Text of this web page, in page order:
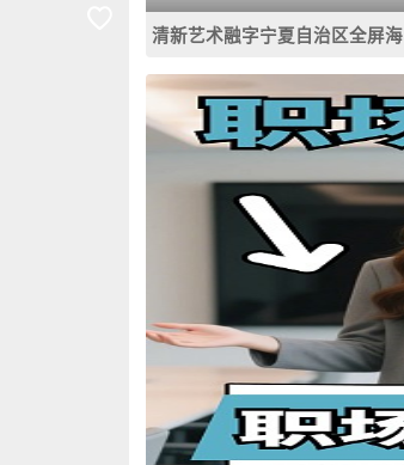
清新艺术融字宁夏自治区全屏海